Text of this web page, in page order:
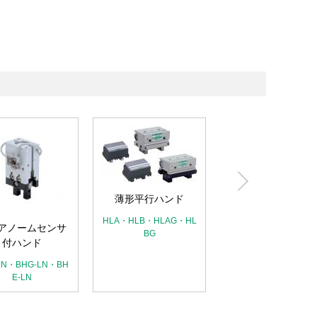
ノームセンサ
付ハンド
・BHG-LN・BH
E-LN
薄形平行ハンド
HLA・HLB・HLAG・HL
BG
薄形ロングストロ